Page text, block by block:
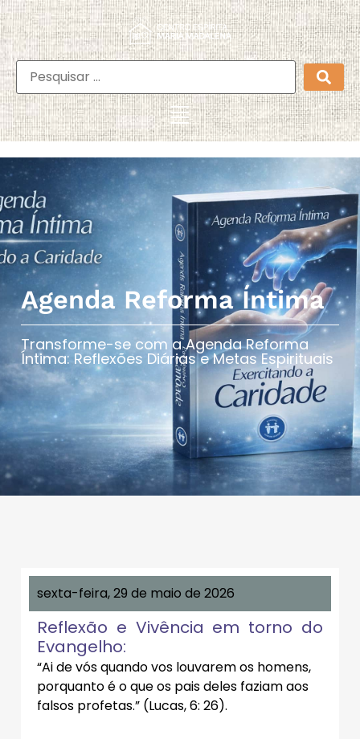
Agenda Reforma Íntima
Transforme-se com a Agenda Reforma
Íntima: Reflexões Diárias e Metas Espirituais​
sexta-feira, 29 de maio de 2026
Reflexão e Vivência em torno do
Evangelho:
“Ai de vós quando vos louvarem os homens,
porquanto é o que os pais deles faziam aos
falsos profetas.” (Lucas, 6: 26).